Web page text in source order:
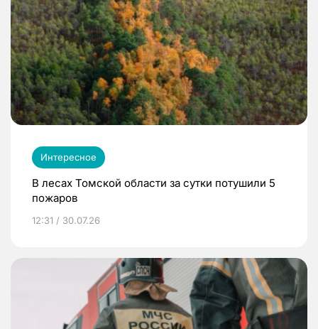
Интересное
В лесах Томской области за сутки потушили 5
пожаров
12:31 / 30.07.26